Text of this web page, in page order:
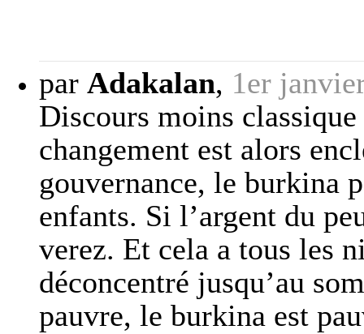
par Adakalan, 1er
Discours moins
changement est alors
gouvernance, le burkina
enfants. Si l’argent du
verez. Et cela a tous les
déconcentré jusqu’au
pauvre, le burkina est